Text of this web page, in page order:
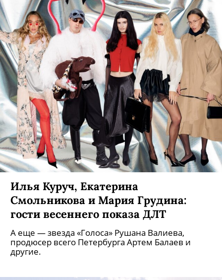
Илья Куруч, Екатерина
Смольникова и Мария Грудина:
гости весеннего показа ДЛТ
А еще — звезда «Голоса» Рушана Валиева,
продюсер всего Петербурга Артем Балаев и
другие.